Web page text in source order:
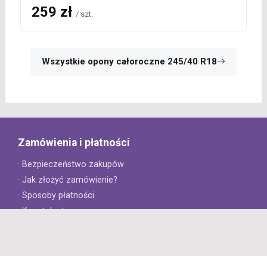
259 zł / szt.
Wszystkie opony całoroczne 245/40 R18
Zamówienia i płatności
· Bezpieczeństwo zakupów
· Jak złożyć zamówienie?
· Sposoby płatności
· Koszt dostawy